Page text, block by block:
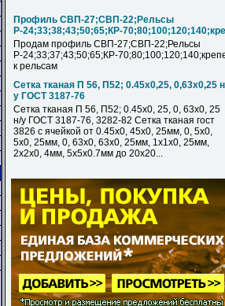
Профиль СВП-27;СВП-22;Рельсы
Р-24;33;38;43;50;65;КР-
Продам профиль СВП-27;СВП-22;Рельсы
Р-24;33;37;43;50;65;КР-
к рельсам
Сетка тканая П 56, П52; 0.45х0,25, 0,63х0,25
у ГОСТ 3187-76
Сетка тканая П 56, П52; 0.45х0, 25, 0, 63х0, 25
н/у ГОСТ 3187-76, 3282-82 Сетка тканая гост
3826 с ячейкой от 0.45х0, 45х0, 25мм, 0, 5х0,
5х0, 25мм, 0, 63х0, 63х0, 25мм, 1х1х0, 25мм,
2х2х0, 4мм, 5х5х0.7мм до 20х20...